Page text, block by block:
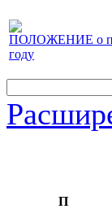
ПОЛОЖЕНИЕ о
году
П